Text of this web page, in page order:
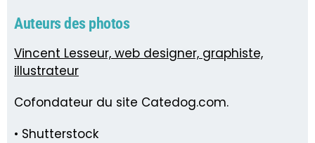
Auteurs des photos
Vincent Lesseur, web designer, graphiste,
illustrateur
Cofondateur du site Catedog.com.
• Shutterstock